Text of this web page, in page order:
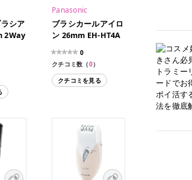
シア
2Way
Panasonic
ブラシカールアイロ
ン 26mm EH-HT4A
0
クチコミ数（0）
クチコミを見る